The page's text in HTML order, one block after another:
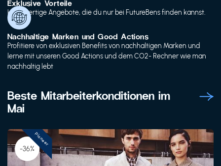
Exklusive Vorteile
Hochwertige Angebote, die du nur bei FutureBens finden kannst.
Nachhaltige Marken und Good Actions
Profitiere von exklusiven Benefits von nachhaltigen Marken und
lerne mit unseren Good Actions und dem CO2- Rechner wie man
nachhaltig lebt
Beste Mitarbeiterkonditionen im
Mai
-36%
Pioneer